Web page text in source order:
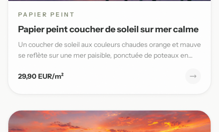
PAPIER PEINT
Papier peint coucher de soleil sur mer calme
Un coucher de soleil aux couleurs chaudes orange et mauve
se reflète sur une mer paisible, ponctuée de poteaux en
29,90 EUR/m²